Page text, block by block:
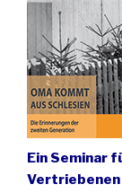
Ein Seminar